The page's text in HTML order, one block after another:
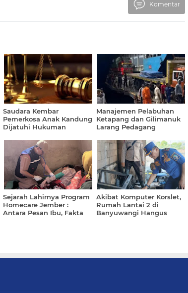
Komentar
Saudara Kembar
Pemerkosa Anak Kandung
Dijatuhi Hukuman
Manajemen Pelabuhan
Ketapang dan Gilimanuk
Larang Pedagang
Sejarah Lahirnya Program
Homecare Jember :
Antara Pesan Ibu, Fakta
Akibat Komputer Korslet,
Rumah Lantai 2 di
Banyuwangi Hangus